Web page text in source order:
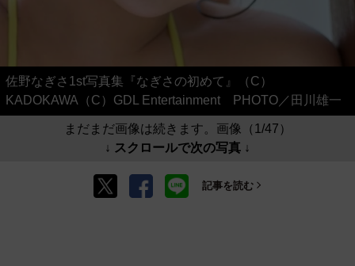
佐野なぎさ1st写真集『なぎさの初めて』（C）
KADOKAWA（C）GDL Entertainment PHOTO／田川雄一
まだまだ画像は続きます。画像（1/47）
↓ スクロールで次の写真 ↓
記事を読む